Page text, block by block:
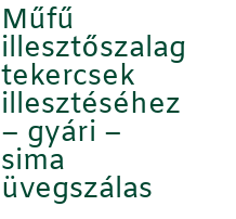
Műfű
illesztőszalag
tekercsek
illesztéséhez
– gyári –
sima
üvegszálas